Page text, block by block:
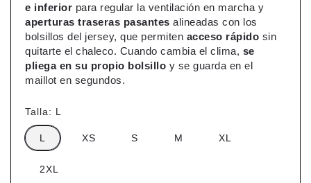
e inferior para regular la ventilación en marcha y
aperturas traseras pasantes alineadas con los
bolsillos del jersey, que permiten acceso rápido sin
quitarte el chaleco. Cuando cambia el clima, se
pliega en su propio bolsillo y se guarda en el
maillot en segundos.
Talla: L
L XS S M XL
2XL